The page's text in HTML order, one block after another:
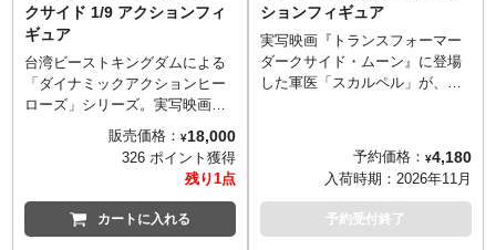
クサイド 1/9 アクションフィ
ギュア
台湾ビーストキングダムによる
「ダイナミックアクションヒー
ローズ」シリーズ。実写映画が
先行がちだったこのシリーズか
ら、ついにDCコミックスのダー
クサイドが参戦！コミック版ダ
ークサイドを全高約23センチ、
18箇所可動でアクションフィギ
ュア化！険しい表情の頭部、マ
販売価格： ¥18,000
326 ポイント獲得
残り1点
カートに入れる
ションフィギュア
実写映画『トランスフォーマー
ダークサイド・ムーン』に登場
した軍医「スカルペル」が、キ
ルペルを、全身32箇所可動、前
足は回転ノコギリと二本爪に交
換することが可能なアクション
フィギュアに。六本の前足、首
や頭は勿論、眉毛部分も可動
予約価格： ¥4,180
入荷時期： 2026年11月
予約受付終了